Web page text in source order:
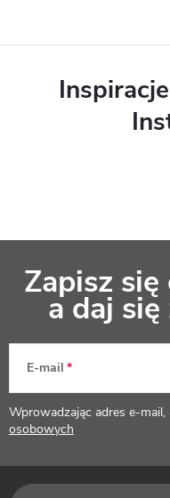
s
k
a
Zapisz
a daj
E-mail
Wprowadzając adres e-mail,
osobowych